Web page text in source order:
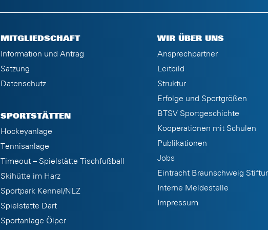
MITGLIEDSCHAFT
Information und Antrag
Satzung
Datenschutz
SPORTSTÄTTEN
Hockeyanlage
Tennisanlage
Timeout – Spielstätte Tischfußball
Skihütte im Harz
Sportpark Kennel/NLZ
Spielstätte Dart
Sportanlage Ölper
WIR ÜBER UNS
Ansprechpartner
Leitbild
Struktur
Erfolge und Sportgrößen
BTSV Sportgeschichte
Kooperationen mit Schulen
Publikationen
Jobs
Eintracht Braunschweig
Interne Meldestelle
Impressum